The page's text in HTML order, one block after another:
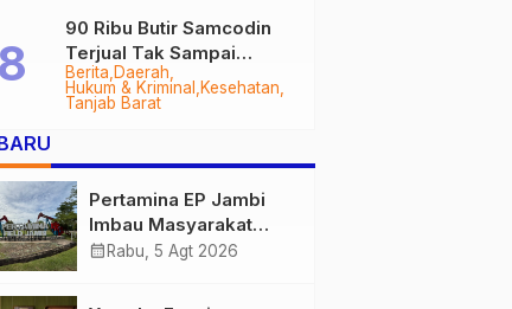
2028
Berita Daerah
Hukum & Kriminal
Kesehatan
Tanjab Barat
90 Ribu Butir Samcodin
Terjual Tak Sampai
Setahun, Indra Safari
Desak Audit Menyeluruh
Pertamina EP Jambi
Imbau Masyarakat
Tidak Beraktivitas di
calendar_month Rabu, 5 Agt 2026